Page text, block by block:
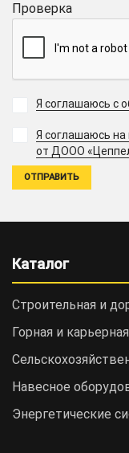
Проверка
Я соглашаюсь с
Я соглашаюсь на
от ДООО
Каталог
Строительная и
Горная и
Навесное
Энергетические